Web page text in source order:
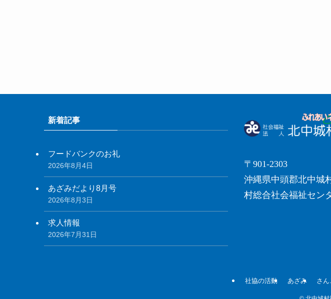
新着記事
フードバンクのお礼
2026年8月4日
あざみだより8月号
2026年8月3日
求人情報
2026年7月31日
〒901-2303
沖縄県中頭郡北中城
村総合社会福祉セン
社協の活動 あざみ さん